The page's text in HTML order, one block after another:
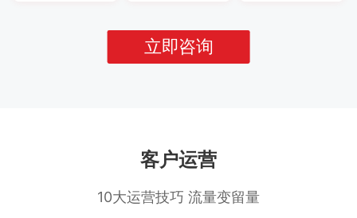
立即咨询
客户运营
10大运营技巧 流量变留量